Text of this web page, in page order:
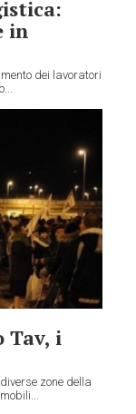
in
dei lavoratori
Tav, i
zone della